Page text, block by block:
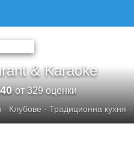
& Karaoke
от 329 оценки
· Клубове · Традиционна кухня ·